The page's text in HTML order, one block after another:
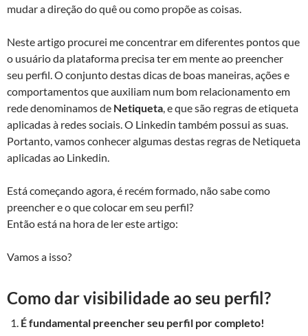
mudar a direção do quê ou como propõe as coisas.
Neste artigo procurei me concentrar em diferentes pontos que
o usuário da plataforma precisa ter em mente ao preencher
seu perfil. O conjunto destas dicas de boas maneiras, ações e
comportamentos que auxiliam num bom relacionamento em
rede denominamos de Netiqueta, e que são regras de etiqueta
aplicadas à redes sociais. O Linkedin também possui as suas.
Portanto, vamos conhecer algumas destas regras de Netiqueta
aplicadas ao Linkedin.
Está começando agora, é recém formado, não sabe como
preencher e o que colocar em seu perfil?
Então está na hora de ler este artigo:
Vamos a isso?
Como dar visibilidade ao seu perfil?
É fundamental preencher seu perfil por completo!